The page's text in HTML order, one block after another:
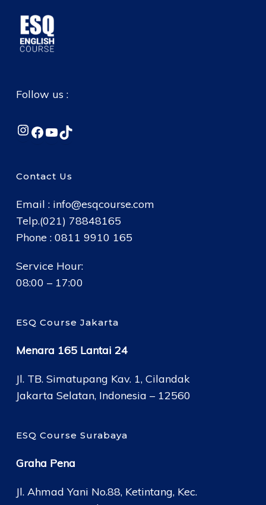
Follow us :
Instagram
Facebook
YouTube
TikTok
Contact Us
Email : info@esqcourse.com
Telp.(021) 78848165
Phone : 0811 9910 165
Service Hour:
08:00 – 17:00
ESQ Course Jakarta
Menara 165 Lantai 24
Jl. TB. Simatupang Kav. 1, Cilandak
Jakarta Selatan, Indonesia – 12560
ESQ Course Surabaya
Graha Pena
Jl. Ahmad Yani No.88, Ketintang, Kec.